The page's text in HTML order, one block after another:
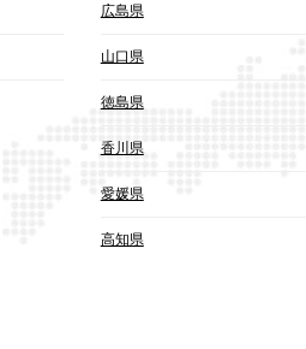
広島県
山口県
徳島県
香川県
愛媛県
高知県